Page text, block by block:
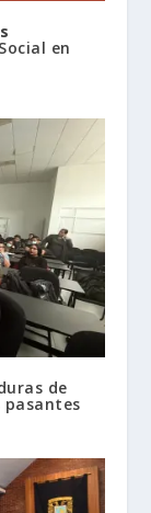
en
de
pasantes